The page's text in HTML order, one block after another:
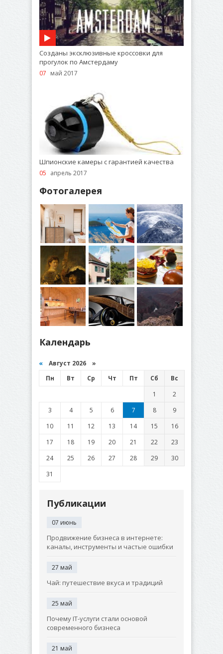
Созданы эксклюзивные кроссовки для
прогулок по Амстердаму
07 май 2017
Шпионские камеры с гарантией качества
05 апрель 2017
Фотогалерея
Календарь
« Август 2026 »
Пн
Вт Ср Чт Пт Сб
Вс
1
2
3
4 5 6 7 8
9
10
11 12 13 14 15
16
17
18 19 20 21 22
23
24
25 26 27 28 29
30
31
Публикации
07 июнь
Продвижение бизнеса в интернете:
каналы, инструменты и частые ошибки
27 май
Чай: путешествие вкуса и традиций
25 май
Почему IT-услуги стали основой
современного бизнеса
21 май